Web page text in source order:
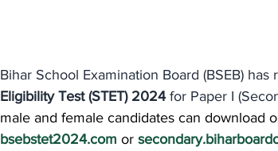
Bihar School Examination Board (BSEB)
Eligibility Test (STET) 2024 for Paper I
male and female candidates can download
bsebstet2024.com or